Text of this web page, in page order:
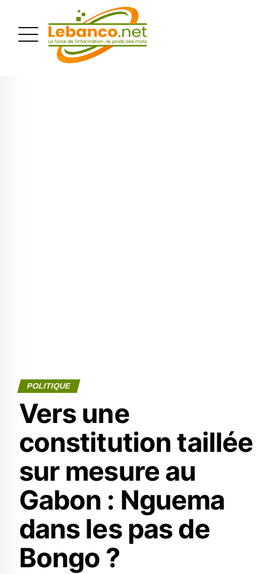
POLITIQUE
Vers une
constitution taillée
sur mesure au
Gabon : Nguema
dans les pas de
Bongo ?